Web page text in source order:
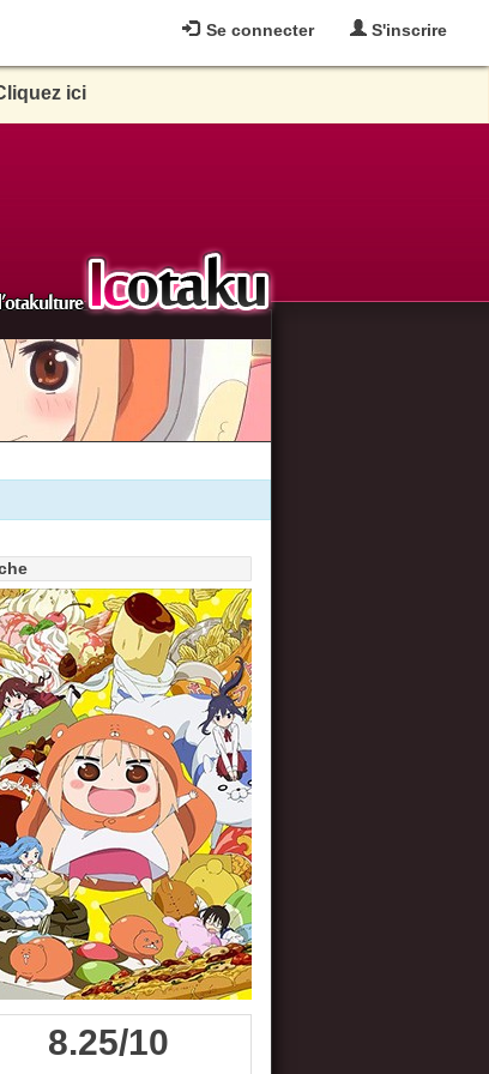
Se connecter S'inscrire
ici
8.25/10